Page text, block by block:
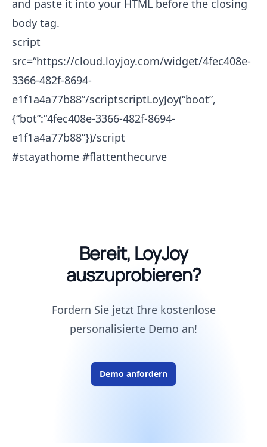
and paste it into your HTML before the closing
body tag.
script
src=“https://cloud.loyjoy.com/widget/4fec408e-
3366-482f-8694-
e1f1a4a77b88”/scriptscriptLoyJoy(“boot”,
{“bot”:“4fec408e-3366-482f-8694-
e1f1a4a77b88”})/script
#stayathome #flattenthecurve
Bereit, LoyJoy
auszuprobieren?
Fordern Sie jetzt Ihre kostenlose
personalisierte Demo an!
Demo anfordern